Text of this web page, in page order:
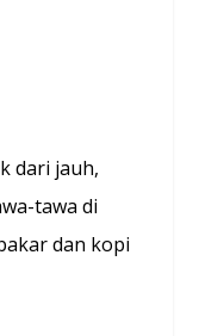
dari jauh,
tawa di
dan kopi